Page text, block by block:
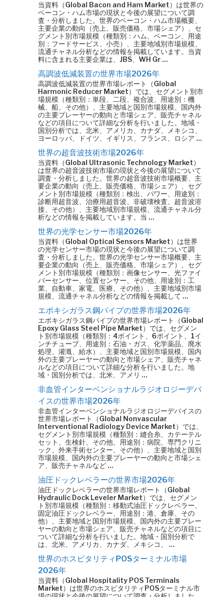
当資料（Global Bacon and Ham Market）は世界の
ベーコン・ハム市場の現状と今後の展望について調
査・分析しました。世界のベーコン・ハム市場概要、
主要企業の動向（売上、販売価格、市場シェア）、セ
グメント別市場規模（種類別：ハム、ベーコン、用途
別：フードサービス、小売）、主要地域別市場規模、
流通チャネル分析などの情報を掲載しています。当資
料に含まれる主要企業は、JBS、WH Gr …
高調波低減装置の世界市場2026年
高調波低減装置の世界市場レポート（Global
Harmonic Reducer Market）では、セグメント別市
場規模（種類別：単段、二段、複合波、用途別：機
械、船、その他）、主要地域と国別市場規模、国内外
の主要プレーヤーの動向と市場シェア、販売チャネル
などの項目について詳細な分析を行いました。地域・
国別分析では、北米、アメリカ、カナダ、メキシコ、
ヨーロッパ、ドイツ、イギリス、フランス、ロシア …
世界の超音波技術市場2026年
当資料（Global Ultrasonic Technology Market）
は世界の超音波技術市場の現状と今後の展望について
調査・分析しました。世界の超音波技術市場概要、主
要企業の動向（売上、販売価格、市場シェア）、セグ
メント別市場規模（種類別：検出、パワー、用途別：
診断用超音波、治療用超音波、非破壊検査、超音波溶
接、その他）、主要地域別市場規模、流通チャネル分
析などの情報を掲載しています。当 …
世界の光学センサー市場2026年
当資料（Global Optical Sensors Market）は世界
の光学センサー市場の現状と今後の展望について調
査・分析しました。世界の光学センサー市場概要、主
要企業の動向（売上、販売価格、市場シェア）、セグ
メント別市場規模（種類別：画像センサー、光ファイ
バーセンサー、位置センサー、その他、用途別：工
業、自動車、家電、医療、その他）、主要地域別市場
規模、流通チャネル分析などの情報を掲載して …
エポキシガラス鋼パイプの世界市場2026年
エポキシガラス鋼パイプの世界市場レポート（Global
Epoxy Glass Steel Pipe Market）では、セグメン
ト別市場規模（種類別：4ポイント、6ポイント、1イ
ンチチューブ、用途別：石油・ガス、化学薬品、廃水
処理、灌漑、給水）、主要地域と国別市場規模、国内
外の主要プレーヤーの動向と市場シェア、販売チャネ
ルなどの項目について詳細な分析を行いました。地
域・国別分析では、北米、アメリ …
非血管インターベンショナルラジオロジーデバ
イスの世界市場2026年
非血管インターベンショナルラジオロジーデバイスの
世界市場レポート（Global Nonvascular
Interventional Radiology Device Market）では、
セグメント別市場規模（種類別：縫合糸、カテーテル
セット、生検針、その他、用途別：病院、専門クリニ
ック、外来手術センター、その他）、主要地域と国別
市場規模、国内外の主要プレーヤーの動向と市場シェ
ア、販売チャネルなど …
油圧ドックレベラーの世界市場2026年
油圧ドックレベラーの世界市場レポート（Global
Hydraulic Dock Leveler Market）では、セグメン
ト別市場規模（種類別：移動式油圧ドックレベラー、
固定油圧ドックレベラー、用途別：港、倉庫、その
他）、主要地域と国別市場規模、国内外の主要プレー
ヤーの動向と市場シェア、販売チャネルなどの項目に
ついて詳細な分析を行いました。地域・国別分析で
は、北米、アメリカ、カナダ、メキシコ、 …
世界のホスピタリティPOSターミナル市場
2026年
当資料（Global Hospitality POS Terminals
Market）は世界のホスピタリティPOSターミナル市